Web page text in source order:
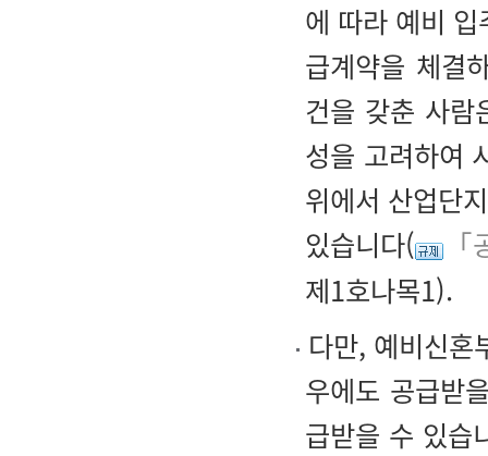
에 따라 예비
급계약을 체결
건을 갖춘 사람
성을 고려하여
위에서 산업단
있습니다(
제1호나목1).
다만, 예비신
우에도 공급받
급받을 수 있습